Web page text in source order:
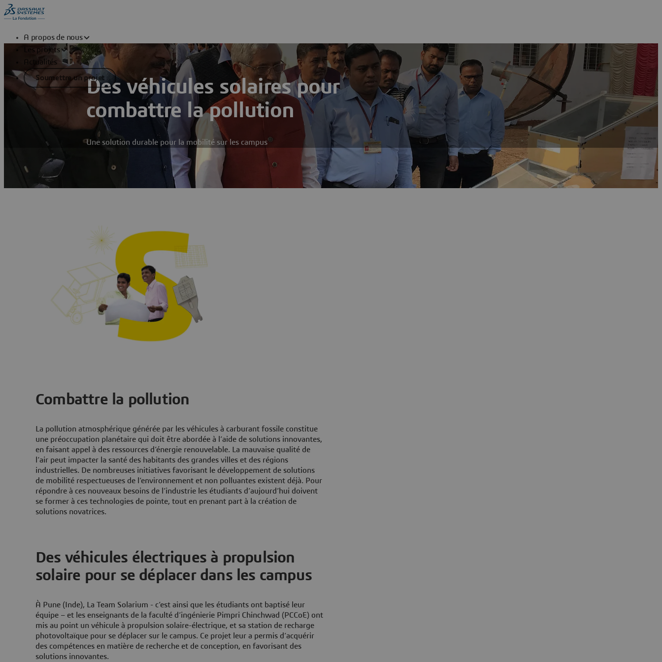
A propos de nous
Les projets
Actualités
Soumettre un projetDes véhicules solaires pour
combattre la pollution
Une solution durable pour la mobilité sur les campus
Combattre la pollution
La pollution atmosphérique générée par les véhicules à carburant fossile constitue
une préoccupation planétaire qui doit être abordée à l’aide de solutions innovantes,
en faisant appel à des ressources d’énergie renouvelable. La mauvaise qualité de
l’air peut impacter la santé des habitants des grandes villes et des régions
industrielles. De nombreuses initiatives favorisant le développement de solutions
de mobilité respectueuses de l’environnement et non polluantes existent déjà. Pour
répondre à ces nouveaux besoins de l’industrie les étudiants d’aujourd’hui doivent
se former à ces technologies de pointe, tout en prenant part à la création de
solutions novatrices.
Des véhicules électriques à propulsion
solaire pour se déplacer dans les campus
À Pune (Inde), La Team Solarium - c’est ainsi que les étudiants ont baptisé leur
équipe – et les enseignants de la faculté d’ingénierie Pimpri Chinchwad (PCCoE) ont
mis au point un véhicule à propulsion solaire-électrique, et sa station de recharge
photovoltaïque pour se déplacer sur le campus. Ce projet leur a permis d’acquérir
des compétences en matière de recherche et de conception, en favorisant des
solutions innovantes.